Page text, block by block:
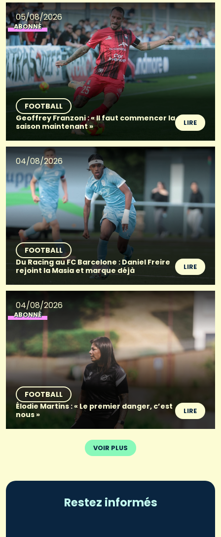
05/08/2026
ABONNÉ
FOOTBALL
Geoffrey Franzoni : « Il faut commencer la
saison maintenant »
LIRE
04/08/2026
FOOTBALL
Du Racing au FC Barcelone : Daniel Freire
rejoint la Masia et marque déjà
LIRE
04/08/2026
ABONNÉ
FOOTBALL
Élodie Martins : « Le premier danger, c’est
nous »
LIRE
VOIR PLUS
Restez informés